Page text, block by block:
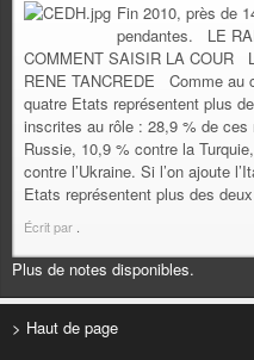
Fin 2010, près de
pendantes. LE
COMMENT SAISIR LA COUR
RENE TANCREDE Comme au
quatre Etats représentent plus
inscrites au rôle : 28,9 % de
Russie, 10,9 % contre la
contre l’Ukraine. Si l’on ajoute
Etats représentent plus des
Écrit par
Plus de notes disponibles.
> Haut de page